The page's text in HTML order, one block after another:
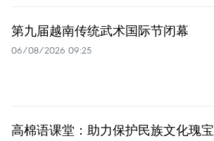
第九届越南传统武术国际节闭幕
06/08/2026 09:25
高棉语课堂：助力保护民族文化瑰宝